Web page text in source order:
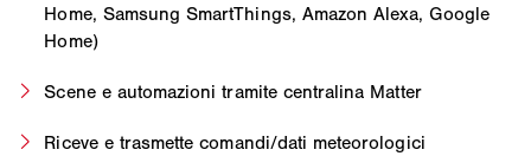
Home, Samsung SmartThings, Amazon Alexa, Google
Home)
Scene e automazioni tramite centralina Matter
Riceve e trasmette comandi/dati meteorologici